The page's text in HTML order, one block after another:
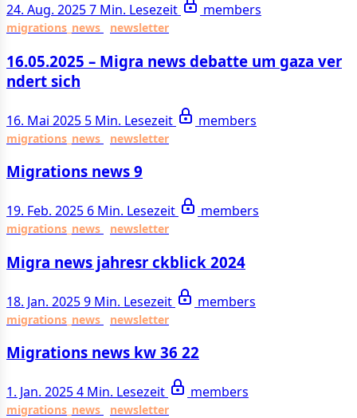
24. Aug. 20257 Min. Lesezeit members
migrations_news newsletter
16.05.2025 – Migra news debatte um gaza ver
ndert sich
16. Mai 2025 5 Min. Lesezeit members
migrations_news newsletter
Migrations news 9
19. Feb. 2025 6 Min. Lesezeit members
migrations_news newsletter
Migra news jahresr ckblick 2024
18. Jan. 20259 Min. Lesezeit members
migrations_news newsletter
Migrations news kw 36 22
1. Jan. 20254 Min. Lesezeit members
migrations_news newsletter